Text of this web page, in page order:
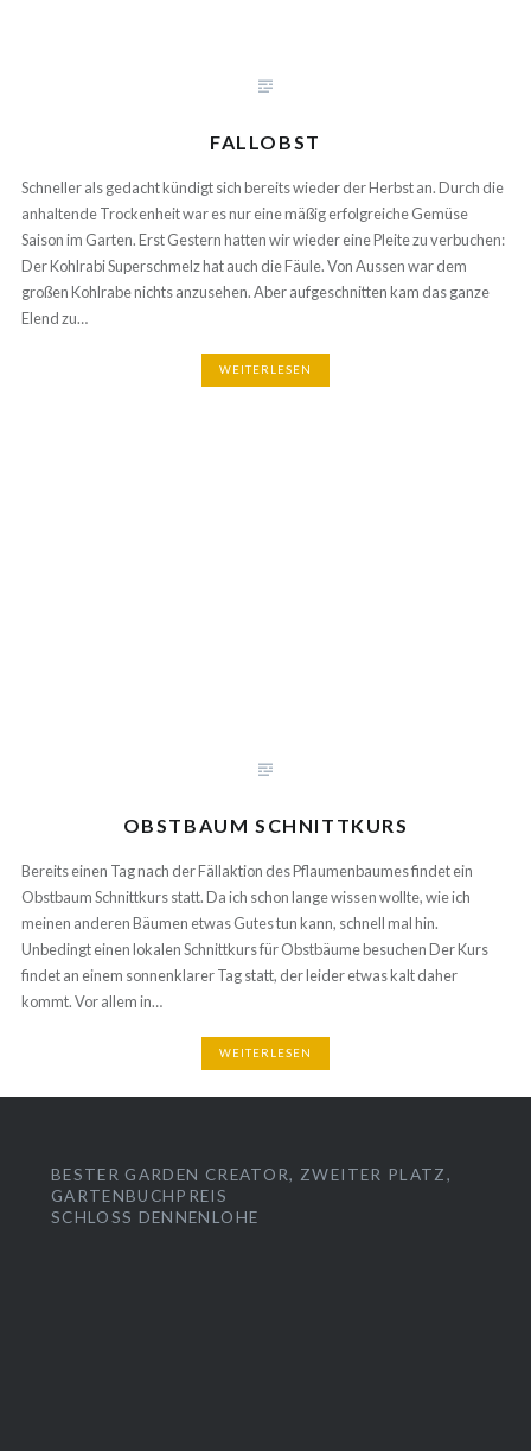
FALLOBST
Schneller als gedacht kündigt sich bereits wieder der Herbst an. Durch die
anhaltende Trockenheit war es nur eine mäßig erfolgreiche Gemüse
Saison im Garten. Erst Gestern hatten wir wieder eine Pleite zu verbuchen:
Der Kohlrabi Superschmelz hat auch die Fäule. Von Aussen war dem
großen Kohlrabe nichts anzusehen. Aber aufgeschnitten kam das ganze
Elend zu…
WEITERLESEN
OBSTBAUM SCHNITTKURS
Bereits einen Tag nach der Fällaktion des Pflaumenbaumes findet ein
Obstbaum Schnittkurs statt. Da ich schon lange wissen wollte, wie ich
meinen anderen Bäumen etwas Gutes tun kann, schnell mal hin.
Unbedingt einen lokalen Schnittkurs für Obstbäume besuchen Der Kurs
findet an einem sonnenklarer Tag statt, der leider etwas kalt daher
kommt. Vor allem in…
WEITERLESEN
BESTER GARDEN CREATOR, ZWEITER PLATZ,
GARTENBUCHPREIS
SCHLOSS DENNENLOHE